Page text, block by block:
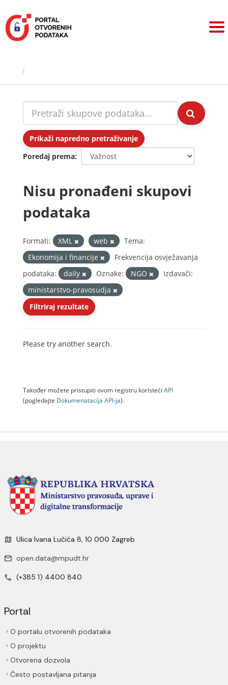
sadržaj
Prikaži napredno pretraživanje
Poredaj prema
Nisu pronađeni skupovi
podataka
Formati: XML web
Tema:
Ekonomija i financije
Frekvencija osvježavanja
podataka:
daily Oznake: NGO
Izdavači:
ministarstvo-pravosudja
Filtriraj rezultate
Please try another search.
Također možete pristupiti ovom registru koristeći API
(pogledajte Dokumenаtаcijа API-jа).